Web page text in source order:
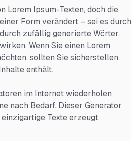
Lorem Ipsum-Texten, doch die
Form verändert – sei es durch
zufällig generierte Wörter,
Wenn Sie einen Lorem
sollten Sie sicherstellen,
enthält.
im Internet wiederholen
​​nach Bedarf. Dieser Generator
Texte erzeugt.